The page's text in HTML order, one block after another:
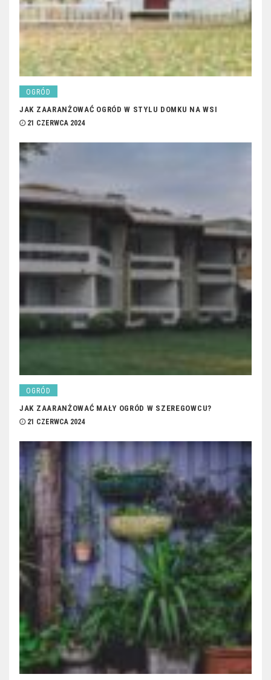
OGRÓD
JAK ZAARANŻOWAĆ OGRÓD W STYLU DOMKU NA WSI
21 CZERWCA 2024
OGRÓD
JAK ZAARANŻOWAĆ MAŁY OGRÓD W SZEREGOWCU?
21 CZERWCA 2024